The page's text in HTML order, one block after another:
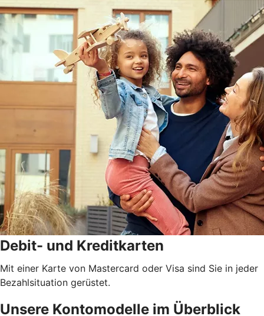
Debit- und Kreditkarten
Mit einer Karte von Mastercard oder Visa sind Sie in jeder
Bezahlsituation gerüstet.
Unsere Kontomodelle im Überblick